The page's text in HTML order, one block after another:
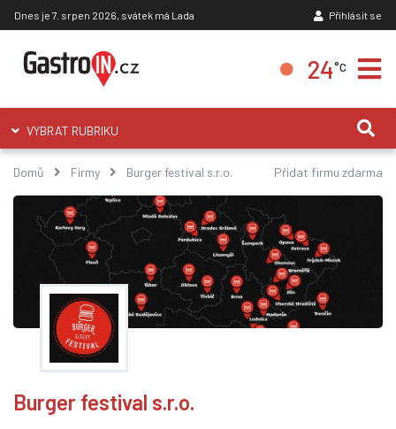
Dnes je 7. srpen 2026, svátek má Lada Přihlásit se
24°C
VYBRAT RUBRIKU
Domů Firmy Burger festival s.r.o. Přidat firmu zdarma
Burger festival s.r.o.